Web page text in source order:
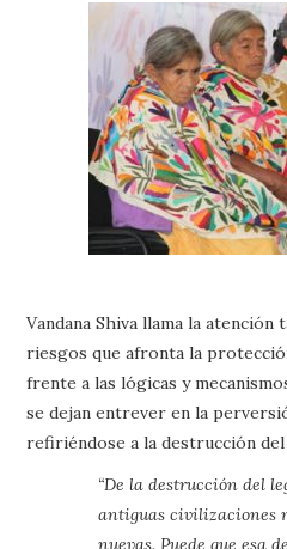
Vandana Shiva llama la
riesgos que afronta la
frente a las lógicas y
se dejan entrever en la
refiriéndose a la destrucción
“De la destrucción del
antiguas civilizaciones
nuevas. Puede que esa